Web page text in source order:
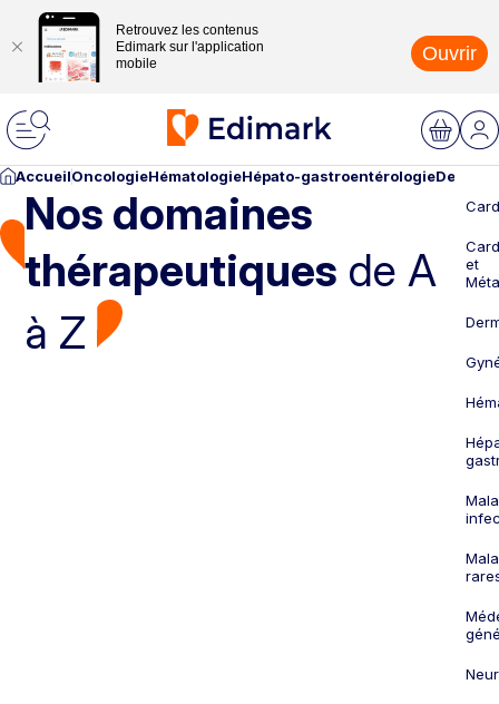
Retrouvez les contenus
Edimark sur l'application
mobile
Ouvrir
AccueilOncologieHématologieHépato-gastroentérologie
Nos domaines
thérapeutiques de A
à Z
et